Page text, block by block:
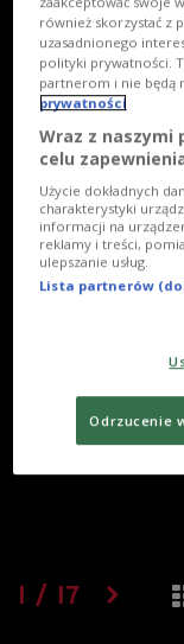
1 / 17
również skorzystać z
uzasadnionego
polityki prywatności.
partnerom i nie będą
prywatności
Wraz z naszymi
celu
Użycie dokładnych
charakterystyki
informacji na
reklamy i treści,
ulepszanie usług.
Lista partnerów
Odrzucenie